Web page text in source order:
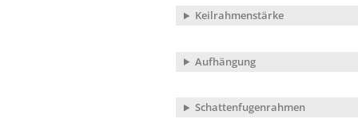
Keilrahmenstärke
Aufhängung
Schattenfugenrahmen